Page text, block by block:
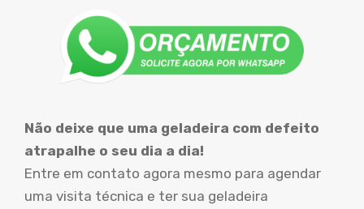
Não deixe que uma geladeira com defeito
atrapalhe o seu dia a dia!
Entre em contato agora mesmo para agendar
uma visita técnica e ter sua geladeira